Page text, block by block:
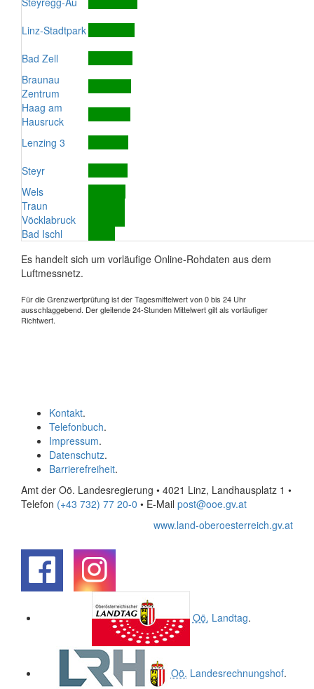
Linz-Stadtpark
Bad Zell
Braunau
Zentrum
Haag am
Hausruck
Lenzing 3
Steyr
Wels
Traun
Vöcklabruck
Bad Ischl
Es handelt sich um vorläufige Online-Rohdaten aus dem
Luftmessnetz.
Für die Grenzwertprüfung ist der Tagesmittelwert von 0 bis 24 Uhr
ausschlaggebend. Der gleitende 24-Stunden Mittelwert gilt als vorläufiger
Richtwert.
Kontakt.
Telefonbuch.
Impressum.
Datenschutz.
Barrierefreiheit.
Amt der Oö. Landesregierung • 4021 Linz, Landhausplatz 1 •
Telefon (+43 732) 77 20-0 • E-Mail post@ooe.gv.at
www.land-oberoesterreich.gv.at
Oö. Landtag.
Oö. Landesrechnungshof.